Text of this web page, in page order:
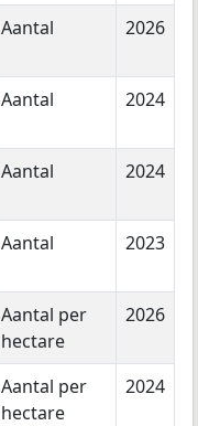
Aantal 2026
Aantal 2024
Aantal 2024
Aantal 2023
Aantal per
hectare
2026
Aantal per
hectare
2024